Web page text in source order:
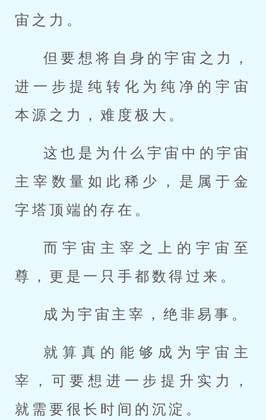
宙之力。
但要想将自身的宇宙之力，
进一步提纯转化为纯净的宇宙
本源之力，难度极大。
这也是为什么宇宙中的宇宙
主宰数量如此稀少，是属于金
字塔顶端的存在。
而宇宙主宰之上的宇宙至
尊，更是一只手都数得过来。
成为宇宙主宰，绝非易事。
就算真的能够成为宇宙主
宰，可要想进一步提升实力，
就需要很长时间的沉淀。